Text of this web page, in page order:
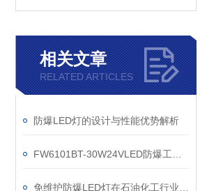
相关文章
RELATED ARTICLES
防爆LED灯的设计与性能优势解析